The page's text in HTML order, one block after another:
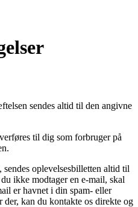
sendes altid til den angivne
til dig som forbruger på
oplevelsesbilletten altid til
ikke modtager en e-mail, skal
er havnet i din spam- eller
kan du kontakte os direkte og